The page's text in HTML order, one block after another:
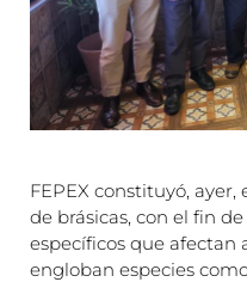
FEPEX constituyó,
de brásicas, con el fin
específicos que afectan
engloban especies